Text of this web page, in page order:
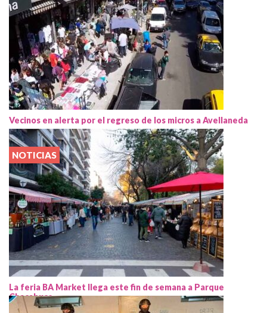
Vecinos en alerta por el regreso de los micros a Avellaneda
NOTICIAS
La feria BA Market llega este fin de semana a Parque
Chacabuco